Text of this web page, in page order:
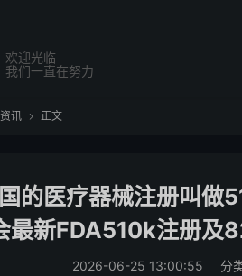
欢迎光临
我们一直在努力
资讯  正文
的医疗器械注册叫做
最新FDA510k注册及
2026-06-25 13:00:55 分